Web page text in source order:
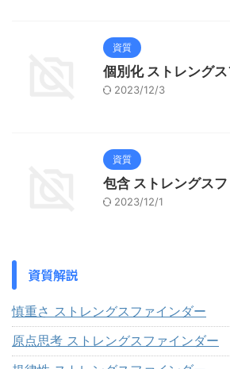
資質
個別化 ストレング
2023/12/3
資質
包含 ストレングス
2023/12/1
資質解説
慎重さ ストレングスファインダー
原点思考 ストレングスファインダー